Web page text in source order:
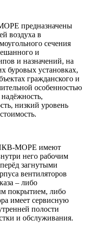
предназначены
воздуха в
сечения
и
и назначений, на
буровых установках,
гражданского и
особенностью
низкий уровень
ПКВ-МОРЕ имеют
него рабочим
загнутыми
вентиляторов
– либо
покрытием, либо
имеет сервисную
полости
и обслуживания.